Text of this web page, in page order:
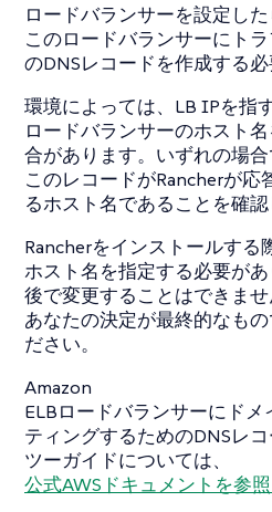
ロードバランサーを設定した
このロードバランサーにト
のDNSレコードを作成する必
環境によっては、LB IPを指
ロードバランサーのホスト
合があります。いずれの場合
このレコードがRancherが応
るホスト名であることを確認
Rancherをインストールする
ホスト名を指定する必要があ
後で変更することはできませ
あなたの決定が最終的なも
ださい。
Amazon
ELBロードバランサーにド
ティングするためのDNSレ
ツーガイドについては、
公式AWSドキュメントを参照